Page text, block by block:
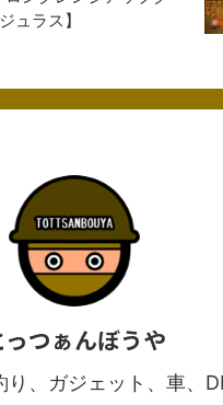
み式
ルの
ュラス】
っつぁんぼうや
り、ガジェット、車、